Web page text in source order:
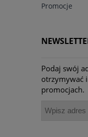
Promocje
Podaj swój
otrzymywać
promocjach.